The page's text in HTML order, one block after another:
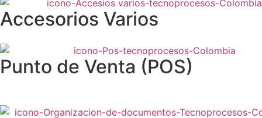
Accesorios Varios
Punto de Venta (POS)